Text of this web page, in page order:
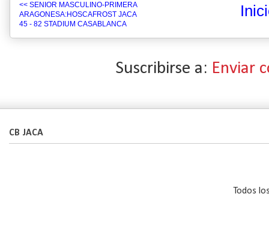
<< SENIOR MASCULINO-PRIMERA
ARAGONESA:HOSCAFROST JACA
45 - 82 STADIUM CASABLANCA
Suscribirse a: Enviar
CB JACA
Todos